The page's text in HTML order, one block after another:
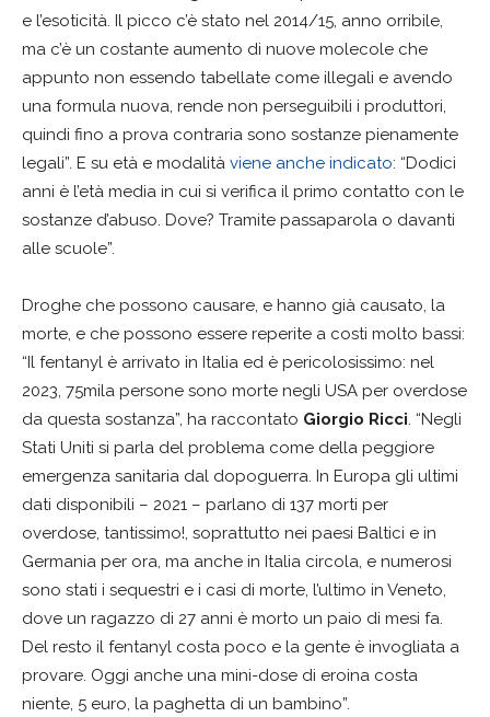
e l’esoticità. Il picco c’è stato nel 2014/15, anno orribile,
ma c’è un costante aumento di nuove molecole che
appunto non essendo tabellate come illegali e avendo
una formula nuova, rende non perseguibili i produttori,
quindi fino a prova contraria sono sostanze pienamente
legali”. E su età e modalità viene anche indicato: “Dodici
anni è l’età media in cui si verifica il primo contatto con le
sostanze d’abuso. Dove? Tramite passaparola o davanti
alle scuole”.
Droghe che possono causare, e hanno già causato, la
morte, e che possono essere reperite a costi molto bassi:
“Il fentanyl è arrivato in Italia ed è pericolosissimo: nel
2023, 75mila persone sono morte negli USA per overdose
da questa sostanza”, ha raccontato Giorgio Ricci. “Negli
Stati Uniti si parla del problema come della peggiore
emergenza sanitaria dal dopoguerra. In Europa gli ultimi
dati disponibili – 2021 – parlano di 137 morti per
overdose, tantissimo!, soprattutto nei paesi Baltici e in
Germania per ora, ma anche in Italia circola, e numerosi
sono stati i sequestri e i casi di morte, l’ultimo in Veneto,
dove un ragazzo di 27 anni è morto un paio di mesi fa.
Del resto il fentanyl costa poco e la gente è invogliata a
provare. Oggi anche una mini-dose di eroina costa
niente, 5 euro, la paghetta di un bambino”.